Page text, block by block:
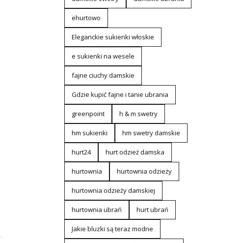
ehurtowo
Eleganckie sukienki włoskie
e sukienki na wesele
fajne ciuchy damskie
Gdzie kupić fajne i tanie ubrania
greenpoint h & m swetry
hm sukienki hm swetry damskie
hurt24 hurt odzież damska
hurtownia hurtownia odzieży
hurtownia odzieży damskiej
hurtownia ubrań hurt ubrań
Jakie bluzki są teraz modne